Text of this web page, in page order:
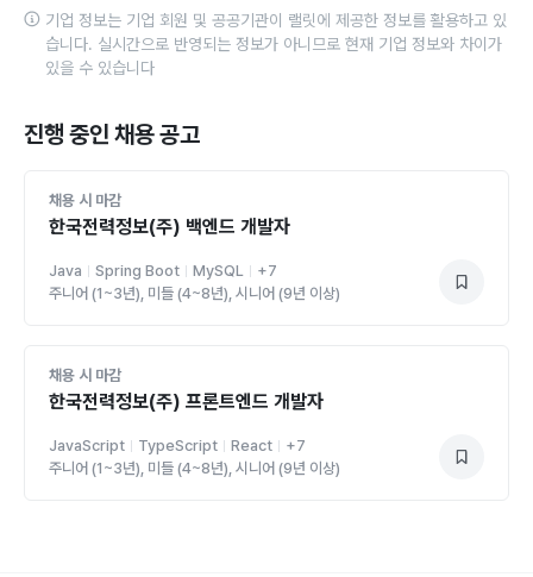
기업 정보는 기업 회원 및 공공기관이 랠릿에 제공한 정보를 활용하고 있
습니다. 실시간으로 반영되는 정보가 아니므로 현재 기업 정보와 차이가
있을 수 있습니다
진행 중인 채용 공고
채용 시 마감
한국전력정보(주) 백엔드 개발자
Java Spring Boot MySQL +7
주니어 (1~3년), 미들 (4~8년), 시니어 (9년 이상)
채용 시 마감
한국전력정보(주) 프론트엔드 개발자
JavaScript TypeScript React +7
주니어 (1~3년), 미들 (4~8년), 시니어 (9년 이상)